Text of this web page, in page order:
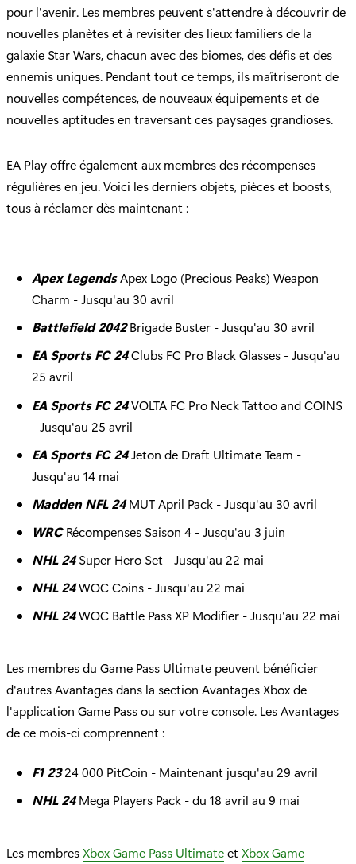
pour l'avenir. Les membres peuvent s'attendre à découvrir de
nouvelles planètes et à revisiter des lieux familiers de la
galaxie Star Wars, chacun avec des biomes, des défis et des
ennemis uniques. Pendant tout ce temps, ils maîtriseront de
nouvelles compétences, de nouveaux équipements et de
nouvelles aptitudes en traversant ces paysages grandioses.
EA Play offre également aux membres des récompenses
régulières en jeu. Voici les derniers objets, pièces et boosts,
tous à réclamer dès maintenant :
Apex LegendsApex Logo (Precious Peaks) Weapon
Charm - Jusqu'au 30 avril
Battlefield 2042Brigade Buster - Jusqu'au 30 avril
EA Sports FC 24Clubs FC Pro Black Glasses - Jusqu'au
25 avril
EA Sports FC 24VOLTA FC Pro Neck Tattoo and COINS
- Jusqu'au 25 avril
EA Sports FC 24Jeton de Draft Ultimate Team -
Jusqu'au 14 mai
Madden NFL 24MUT April Pack - Jusqu'au 30 avril
WRCRécompenses Saison 4 - Jusqu'au 3 juin
NHL 24Super Hero Set - Jusqu'au 22 mai
NHL 24WOC Coins - Jusqu'au 22 mai
NHL 24WOC Battle Pass XP Modifier - Jusqu'au 22 mai
Les membres du Game Pass Ultimate peuvent bénéficier
d'autres Avantages dans la section Avantages Xbox de
l'application Game Pass ou sur votre console. Les Avantages
de ce mois-ci comprennent :
F1 2324 000 PitCoin - Maintenant jusqu'au 29 avril
NHL 24Mega Players Pack - du 18 avril au 9 mai
Les membresXbox Game Pass UltimateetXbox Game